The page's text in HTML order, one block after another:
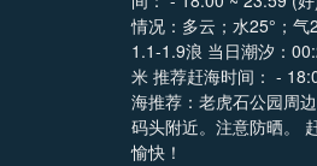
情况：多云；水25°；气
1.1-1.9浪 当日潮汐：
米 推荐赶海时间： -
海推荐：老虎石公园周
码头附近。注意防晒。
愉快！